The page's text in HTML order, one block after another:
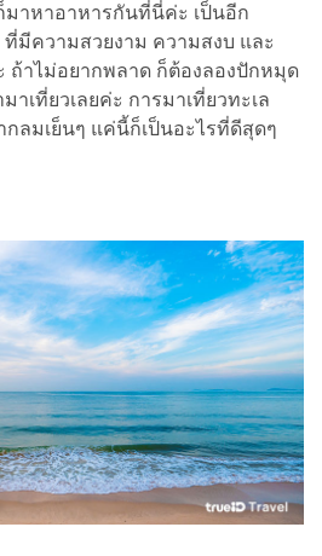
มาหาอาหารกันที่นี่ค่ะ เป็นอีก
ที่มีความสวยงาม ความสงบ และ
ถ้าไม่อยากพลาด ก็ต้องลองปักหมุด
เที่ยวเลยค่ะ การมาเที่ยวทะเล
ลมเย็นๆ แค่นี้ก็เป็นอะไรที่ดีสุดๆ